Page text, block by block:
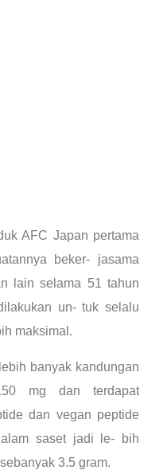
AFC Japan pertama
beker- jasama
lain selama 51 tahun
un- tuk selalu
maksimal.
banyak kandungan
mg dan terdapat
dan vegan peptide
saset jadi le- bih
3.5 gram.